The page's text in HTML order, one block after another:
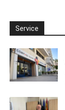
Service